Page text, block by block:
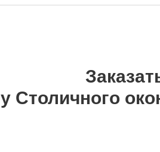
у Столичного